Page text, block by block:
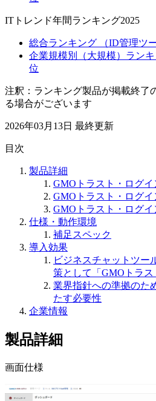
ITトレンド年間ランキング2025
総合ランキング （ID管理ツ
企業規模別（大規模）ラン
位
注釈：ランキング製品が掲載終了
る場合がございます
2026年03月13日 最終更新
目次
製品詳細
GMOトラスト・ログイ
GMOトラスト・ログイ
GMOトラスト・ログイ
仕様・動作環境
補足スペック
導入効果
ビジネスチャットツー
策として「GMOトラ
業界指針への準拠のた
たす必要性
企業情報
製品詳細
画面仕様